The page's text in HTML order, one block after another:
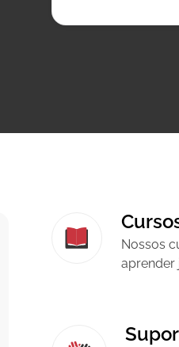
Nossos
aprender